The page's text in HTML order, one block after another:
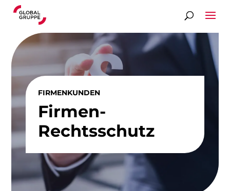
FIRMENKUNDEN
Firmen-
Rechtsschutz